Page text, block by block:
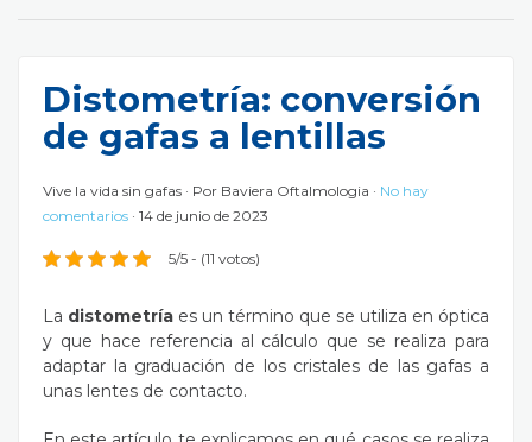
Distometría: conversión
de gafas a lentillas
Vive la vida sin gafas Por Baviera Oftalmologia
No hay
comentarios 14 de junio de 2023
5/5 - (11 votos)
La distometría es un término que se utiliza en óptica
y que hace referencia al cálculo que se realiza para
adaptar la graduación de los cristales de las gafas a
unas lentes de contacto.